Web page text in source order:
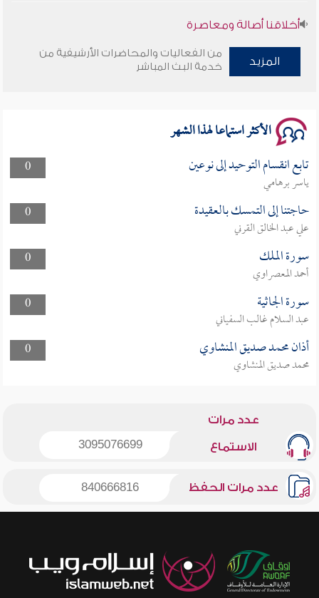
أخلاقنا أصالة ومعاصرة
وأمنهم من خوف 9
المزيد
من الفعاليات والمحاضرات الأرشيفية من
خدمة البث المباشر
الأكثر استماعا لهذا الشهر
0 تابع انقسام التوحيد إلى نوعين
ياسر برهامي
0
حاجتنا إلى التمسك بالعقيدة
علي عبد الخالق القرني
0
سورة الملك
أحمد المعصراوي
0
سورة الجاثية
عبد السلام غالب السفياني
0
أذان محمد صديق المنشاوي
محمد صديق المنشاوي
عدد مرات
الاستماع 3095076699
عدد مرات الحفظ 840666816